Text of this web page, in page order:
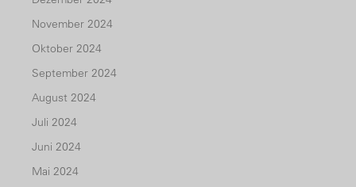
November 2024
Oktober 2024
September 2024
August 2024
Juli 2024
Juni 2024
Mai 2024